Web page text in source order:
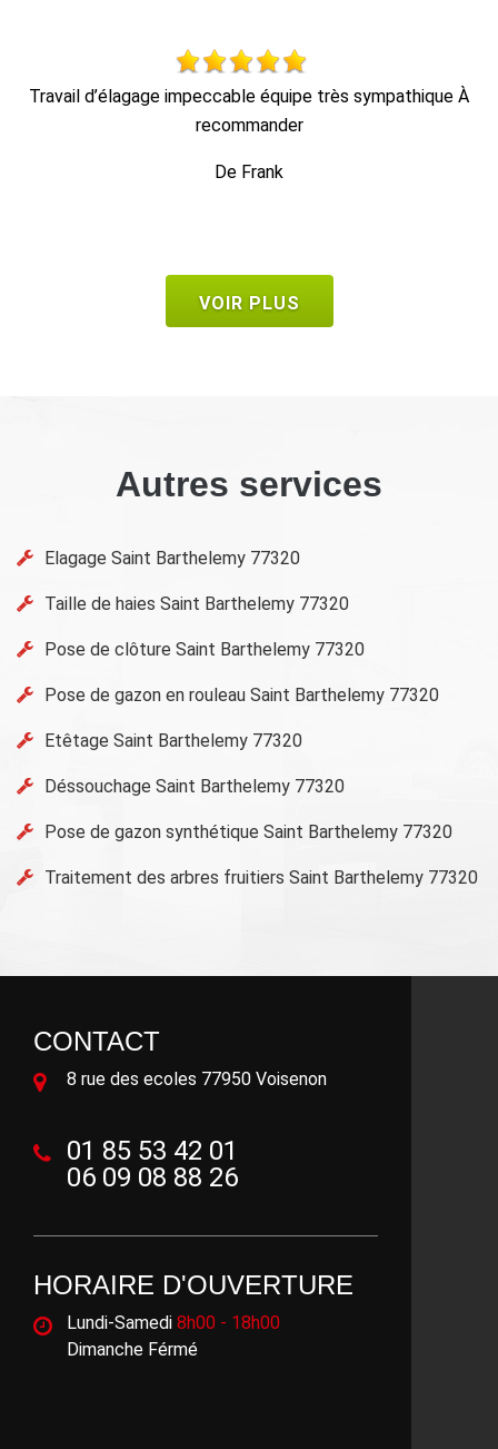
Au top, je recommande !!
VOIR PLUS
Autres services
Elagage Saint Barthelemy 77320
Taille de haies Saint Barthelemy 77320
Pose de clôture Saint Barthelemy 77320
Pose de gazon en rouleau Saint Barthelemy 77320
Etêtage Saint Barthelemy 77320
Déssouchage Saint Barthelemy 77320
Pose de gazon synthétique Saint Barthelemy 77320
Traitement des arbres fruitiers Saint Barthelemy 77320
CONTACT
8 rue des ecoles 77950 Voisenon
01 85 53 42 01
06 09 08 88 26
HORAIRE D'OUVERTURE
Lundi-Samedi 8h00 - 18h00
Dimanche Férmé